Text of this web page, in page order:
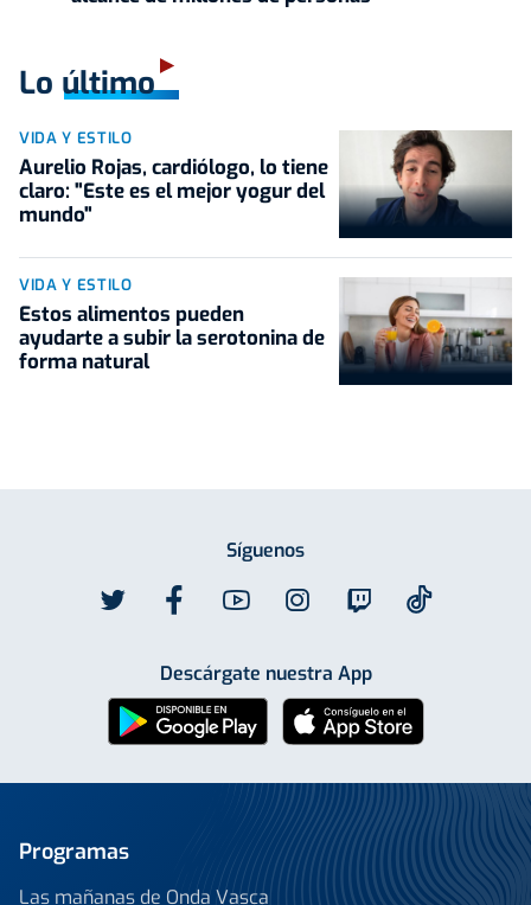
Lo último
VIDA Y ESTILO
Aurelio Rojas, cardiólogo, lo tiene
claro: "Este es el mejor yogur del
mundo"
VIDA Y ESTILO
Estos alimentos pueden
ayudarte a subir la serotonina de
forma natural
Síguenos
Descárgate nuestra App
Programas
Las mañanas de Onda Vasca